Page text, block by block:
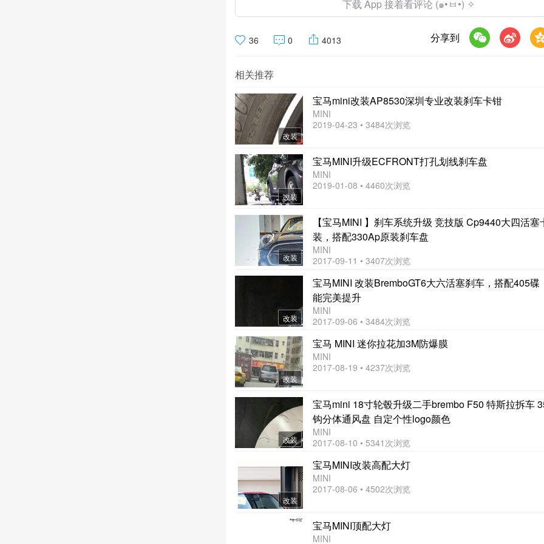
下载 App 接着看评论 (๑•ㅂ•) ✧
36 0 4013 分享到
相关推荐
改装
宝马mini改装AP8530深圳专业改装刹车卡钳
MINI
2019-04-23 • 3484次浏览
改装
宝马MINI升级ECFRONT打孔划线刹车盘
MINI
2019-01-08 • 4460次浏览
改装
【宝马MINI 】刹车系统升级 竞技版 Cp9440大四活塞
装，搭配330Ap原装刹车盘
MINI
2017-09-11 • 3407次浏览
改装
宝马MINI 改装BremboGT6大六活塞刹车，搭配405碟
能完美提升
MINI
2017-09-06 • 3484次浏览
改装
宝马 MINI 迷你拉花加3M防爆膜
MINI
2017-08-19 • 4237次浏览
改装
宝马mini 18寸轮毂升级二手brembo F50 特斯拉拆车
钩分体通风盘 自定个性logo颜色
MINI
2017-08-10 • 5341次浏览
改装
宝马MINI改装高配大灯
MINI
2017-08-06 • 4502次浏览
宝马MINI顶配大灯
MINI